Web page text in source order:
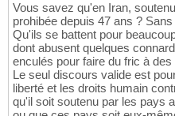
Vous savez qu'en Iran,
prohibée depuis 47 ans ?
Qu'ils se battent pour
dont abusent quelques
enculés pour faire du fric à des
Le seul discours valide est
liberté et les droits humain
qu'il soit soutenu par les pays